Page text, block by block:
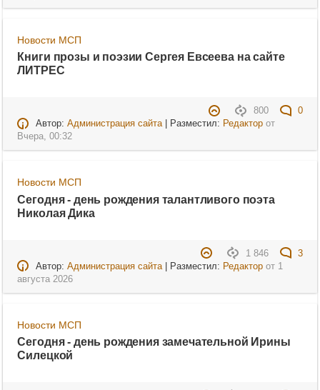
Новости МСП
Книги прозы и поэзии Сергея Евсеева на сайте
ЛИТРЕС
800
0
Автор: Администрация сайта| Разместил: Редакторот
Вчера, 00:32
Новости МСП
Сегодня - день рождения талантливого поэта
Николая Дика
1 846
3
Автор: Администрация сайта| Разместил: Редакторот 1
августа 2026
Новости МСП
Сегодня - день рождения замечательной Ирины
Силецкой